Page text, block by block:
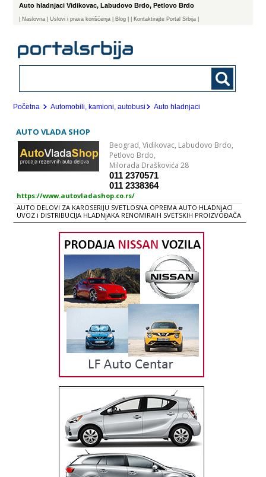
Auto hladnjaci Vidikovac, Labudovo Brdo, Petlovo Brdo
Naslovna | Uslovi i prava korišćenja Blog | Kontaktirajte Portal Srbija |
Početna Automobili, kamioni, autobusi Auto hladnjaci
AUTO VLADA SHOP
Beograd,Vidikovac, Labudovo Brdo,
Petlovo Brdo,
Milorada Draškovića 28
011 2370571
011 2338364
https://www.autovladashop.co.rs/
AUTO DELOVI ZA KAROSERIJU SVETLOSNA OPREMA AUTO HLADNjACI
UVOZ i DISTRIBUCIJA HLADNjAKA RENOMIRAIH SVETSKIH PROIZVOĐAČA
HLADNjACI VODE HLADNjACI KLIME HLADNjACI VAZDUHA (INTERKULERI)
GREJAČI KABINE Naša firma je prva specijalizovana prodavnica na ovim
prostorima koja se bavi sključivo prodajom auto delova za karoseriju,
svetlosnu opremu i auto hladnjaka. Tokom godina trudili smo se da
proširimo asortiman proizvoda, te Vam s ponosom predstavljamo
našu ponudu. SVETLOSNA OPREMA Farovi Farovi za maglu Migavci do
fara Migavci do fara - beli Migavci bočni (migavci u blatobranu) Stop
lampe Stop lampe zatamnjene PLASTIČNI DELOVI Branici Maske
Rešetke branika Spojleri Plastična podkrila Plastični rubovi NOSAČI
VENTILATORA Nosači ventilatora sa motorom Nosači ventilatora bez
motora Usmerivači vazduha AUTO LIMARIJA Haube Blatobrani Vezni
limovi Rubovi Sajtne Limene lajsne Pored navedenih delova za
karoseriju postoji mogućnost naručivanja onih kojih trenutno nema na
lageru, za različite modele automobila, kao i mogućnost isporuke na
kućnu adresu. Osnovana je 1999. i od tada uspešno posluje u svojoj